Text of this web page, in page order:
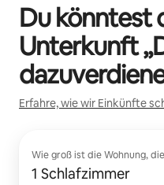
Du könntest
Unterkunft „
Erfahre, wie wir Einkünfte
Wie groß ist die Wohnung,
1 Schlafzimmer